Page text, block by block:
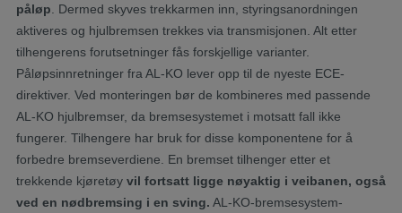
påløp . Dermed skyves trekkarmen inn, styringsanordningen
aktiveres og hjulbremsen trekkes via transmisjonen. Alt etter
tilhengerens forutsetninger fås forskjellige varianter.
Påløpsinnretninger fra AL-KO lever opp til de nyeste ECE-
direktiver. Ved monteringen bør de kombineres med passende
AL-KO hjulbremser, da bremsesystemet i motsatt fall ikke
fungerer. Tilhengere har bruk for disse komponentene for å
forbedre bremseverdiene. En bremset tilhenger etter et
trekkende kjøretøy vil fortsatt ligge nøyaktig i veibanen, også
ved en nødbremsing i en sving. AL-KO-bremsesystem-